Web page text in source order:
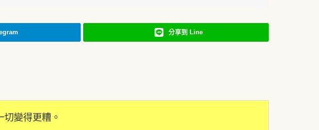
分享到 Line
變得更糟。